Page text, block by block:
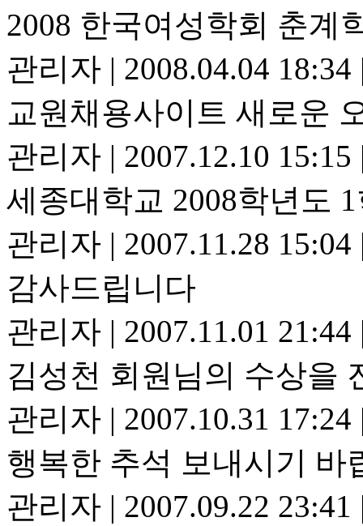
2008 한국여성학회 춘계
관리자 | 2008.04.04 18:34
교원채용사이트 새로운
관리자 | 2007.12.10 15:15
세종대학교 2008학년도
관리자 | 2007.11.28 15:04
감사드립니다
관리자 | 2007.11.01 21:44
김성천 회원님의 수상을
관리자 | 2007.10.31 17:24
행복한 추석 보내시기 바
관리자 | 2007.09.22 23:41